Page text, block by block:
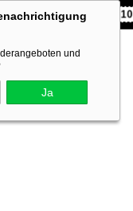
und
Ja
CODE:SEYRA10